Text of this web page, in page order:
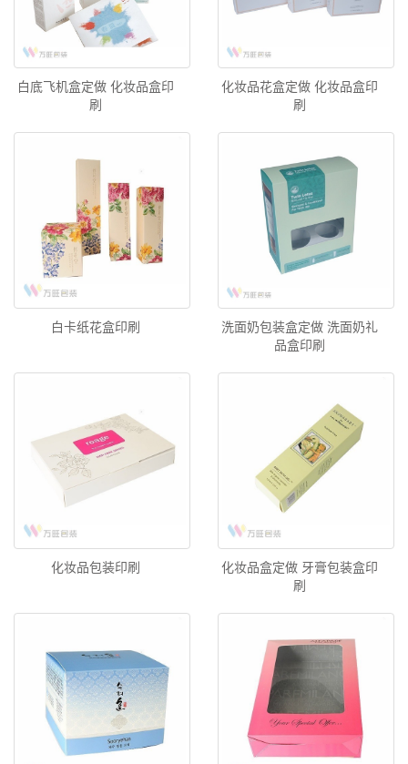
白底飞机盒定做 化妆品盒印
刷
化妆品花盒定做 化妆品盒印
刷
白卡纸花盒印刷
洗面奶包装盒定做 洗面奶礼
品盒印刷
化妆品包装印刷
化妆品盒定做 牙膏包装盒印
刷